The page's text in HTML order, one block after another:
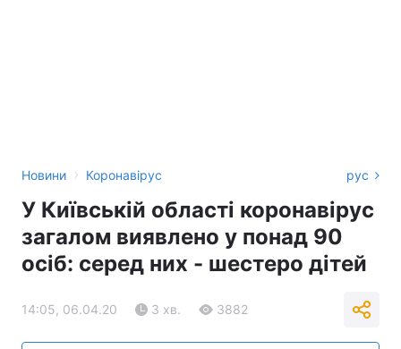
Новини › Коронавірус рус
У Київській області коронавірус
загалом виявлено у понад 90
осіб: серед них - шестеро дітей
14:05, 06.04.20 3 хв. 3882